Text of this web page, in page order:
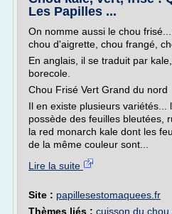
Les Papilles ...
On nomme aussi le chou
chou d'aigrette, chou frangé,
En anglais, il se traduit par
borecole.
Chou Frisé Vert Grand du nord
Il en existe plusieurs variétés...
possède des feuilles bleutées,
la red monarch kale dont les
de la même couleur sont...
Lire la suite
Site : papillesestomaquees.fr
Thèmes liés : cuisson du